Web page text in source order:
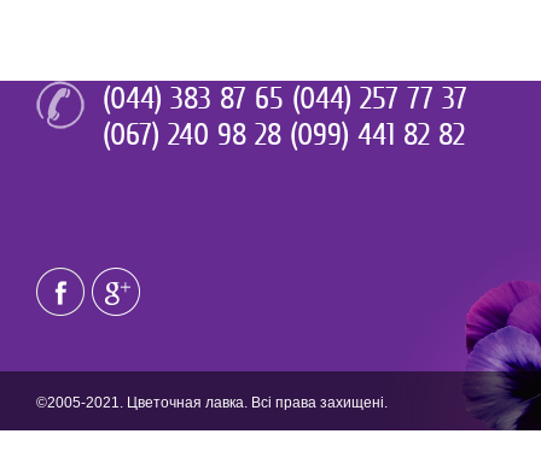
(044) 383 87 65 (044) 257 77 37
(067) 240 98 28 (099) 441 82 82
©2005-2021. Цветочная лавка. Всі права захищені.